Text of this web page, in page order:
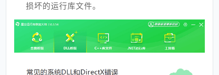
损坏的运行库文件。